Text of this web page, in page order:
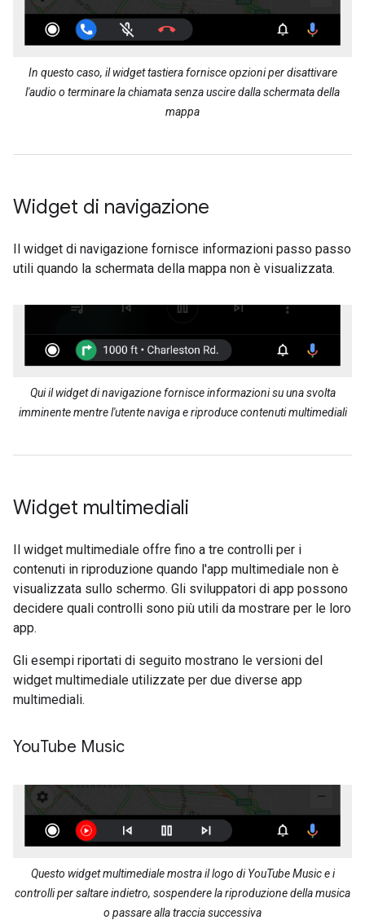
In questo caso, il widget tastiera fornisce opzioni per disattivare
l'audio o terminare la chiamata senza uscire dalla schermata della
mappa
Widget di navigazione
Il widget di navigazione fornisce informazioni passo passo
utili quando la schermata della mappa non è visualizzata.
Qui il widget di navigazione fornisce informazioni su una svolta
imminente mentre l'utente naviga e riproduce contenuti multimediali
Widget multimediali
Il widget multimediale offre fino a tre controlli per i
contenuti in riproduzione quando l'app multimediale non è
visualizzata sullo schermo. Gli sviluppatori di app possono
decidere quali controlli sono più utili da mostrare per le loro
app.
Gli esempi riportati di seguito mostrano le versioni del
widget multimediale utilizzate per due diverse app
multimediali.
YouTube Music
Questo widget multimediale mostra il logo di YouTube Music e i
controlli per saltare indietro, sospendere la riproduzione della musica
o passare alla traccia successiva